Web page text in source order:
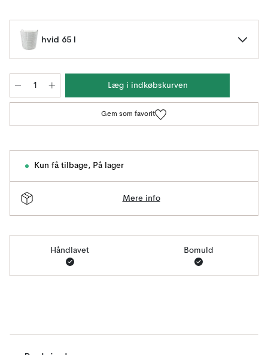
hvid 65 l
Læg i indkøbskurven
Gem som favorit
Kun få tilbage, På lager
Mere info
Håndlavet Bomuld